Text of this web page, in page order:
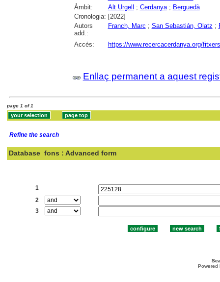
Àmbit:
Alt Urgell ; Cerdanya; Berguedà
Cronologia: [2022]
Autors
add.:
Franch, Marc ; San Sebastián, Olatz ;
Accés: https://www.recercacerdanya.org/
Enllaç permanent a aquest
page 1 of 1
Refine the search
Database fons : Advanced form
1
2
3